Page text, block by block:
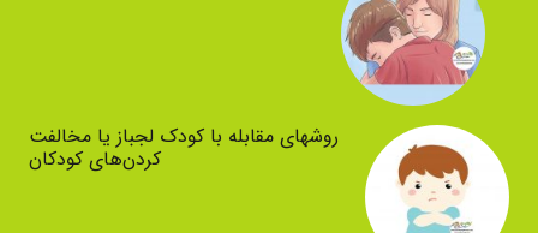
روشهای مقابله با کودک لجباز یا مخالفت
کردن‌های کودکان